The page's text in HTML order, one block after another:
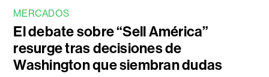
MERCADOS
El debate sobre “Sell América”
resurge tras decisiones de
Washington que siembran dudas